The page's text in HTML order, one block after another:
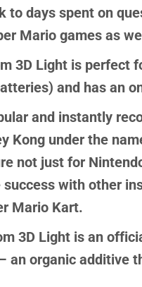
to days spent on
Mario games as
3D Light is perfect
and has an
and instantly
Kong under the
not just for
with other
Mario Kart.
3D Light is an
an organic additive